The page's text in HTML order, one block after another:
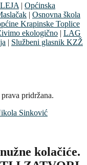
| Općinska
| Osnovna škola
Krapinske Toplice
ekologično | LAG
| Službeni glasnik KZŽ
pridržana.
Sinković
kolačiće.